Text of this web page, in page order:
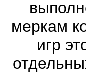
меркам
игр